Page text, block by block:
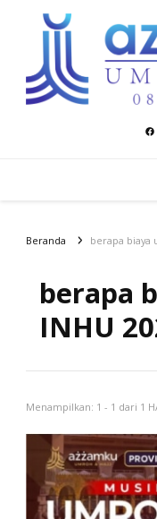
Azzamku
Beranda berapa biaya
berapa
INHU
Menampilkan: 1 - 1 dari 1